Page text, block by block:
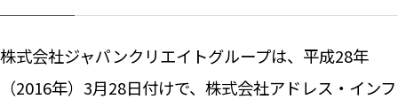
株式会社ジャパンクリエイトグループは、平成28年
（2016年）3月28日付けで、株式会社アドレス・インフ